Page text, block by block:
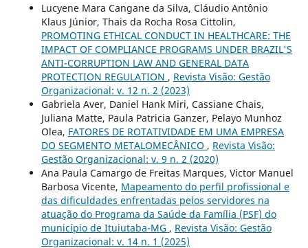
Lucyene Mara Cangane da Silva, Cláudio Antônio
Klaus Júnior, Thais da Rocha Rosa Cittolin,
PROMOTING ETHICAL CONDUCT IN HEALTHCARE: THE
IMPACT OF COMPLIANCE PROGRAMS UNDER BRAZIL'S
ANTI-CORRUPTION LAW AND GENERAL DATA
PROTECTION REGULATION , Revista Visão: Gestão
Organizacional: v. 12 n. 2 (2023)
Gabriela Aver, Daniel Hank Miri, Cassiane Chais,
Juliana Matte, Paula Patricia Ganzer, Pelayo Munhoz
Olea, FATORES DE ROTATIVIDADE EM UMA EMPRESA
DO SEGMENTO METALOMECÂNICO , Revista Visão:
Gestão Organizacional: v. 9 n. 2 (2020)
Ana Paula Camargo de Freitas Marques, Victor Manuel
Barbosa Vicente, Mapeamento do perfil profissional e
das dificuldades enfrentadas pelos servidores na
atuação do Programa da Saúde da Família (PSF) do
município de Ituiutaba-MG , Revista Visão: Gestão
Organizacional: v. 14 n. 1 (2025)